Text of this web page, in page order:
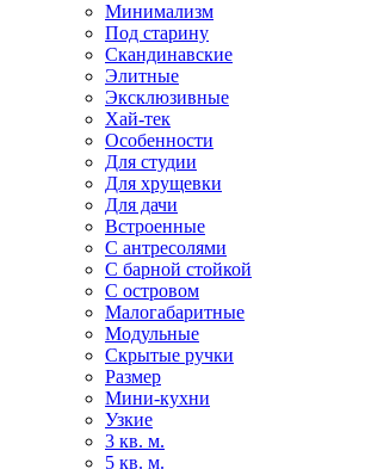
Минимализм
Под старину
Скандинавские
Элитные
Эксклюзивные
Хай-тек
Особенности
Для студии
Для хрущевки
Для дачи
Встроенные
С антресолями
С барной стойкой
С островом
Малогабаритные
Модульные
Скрытые ручки
Размер
Мини-кухни
Узкие
3 кв. м.
5 кв. м.